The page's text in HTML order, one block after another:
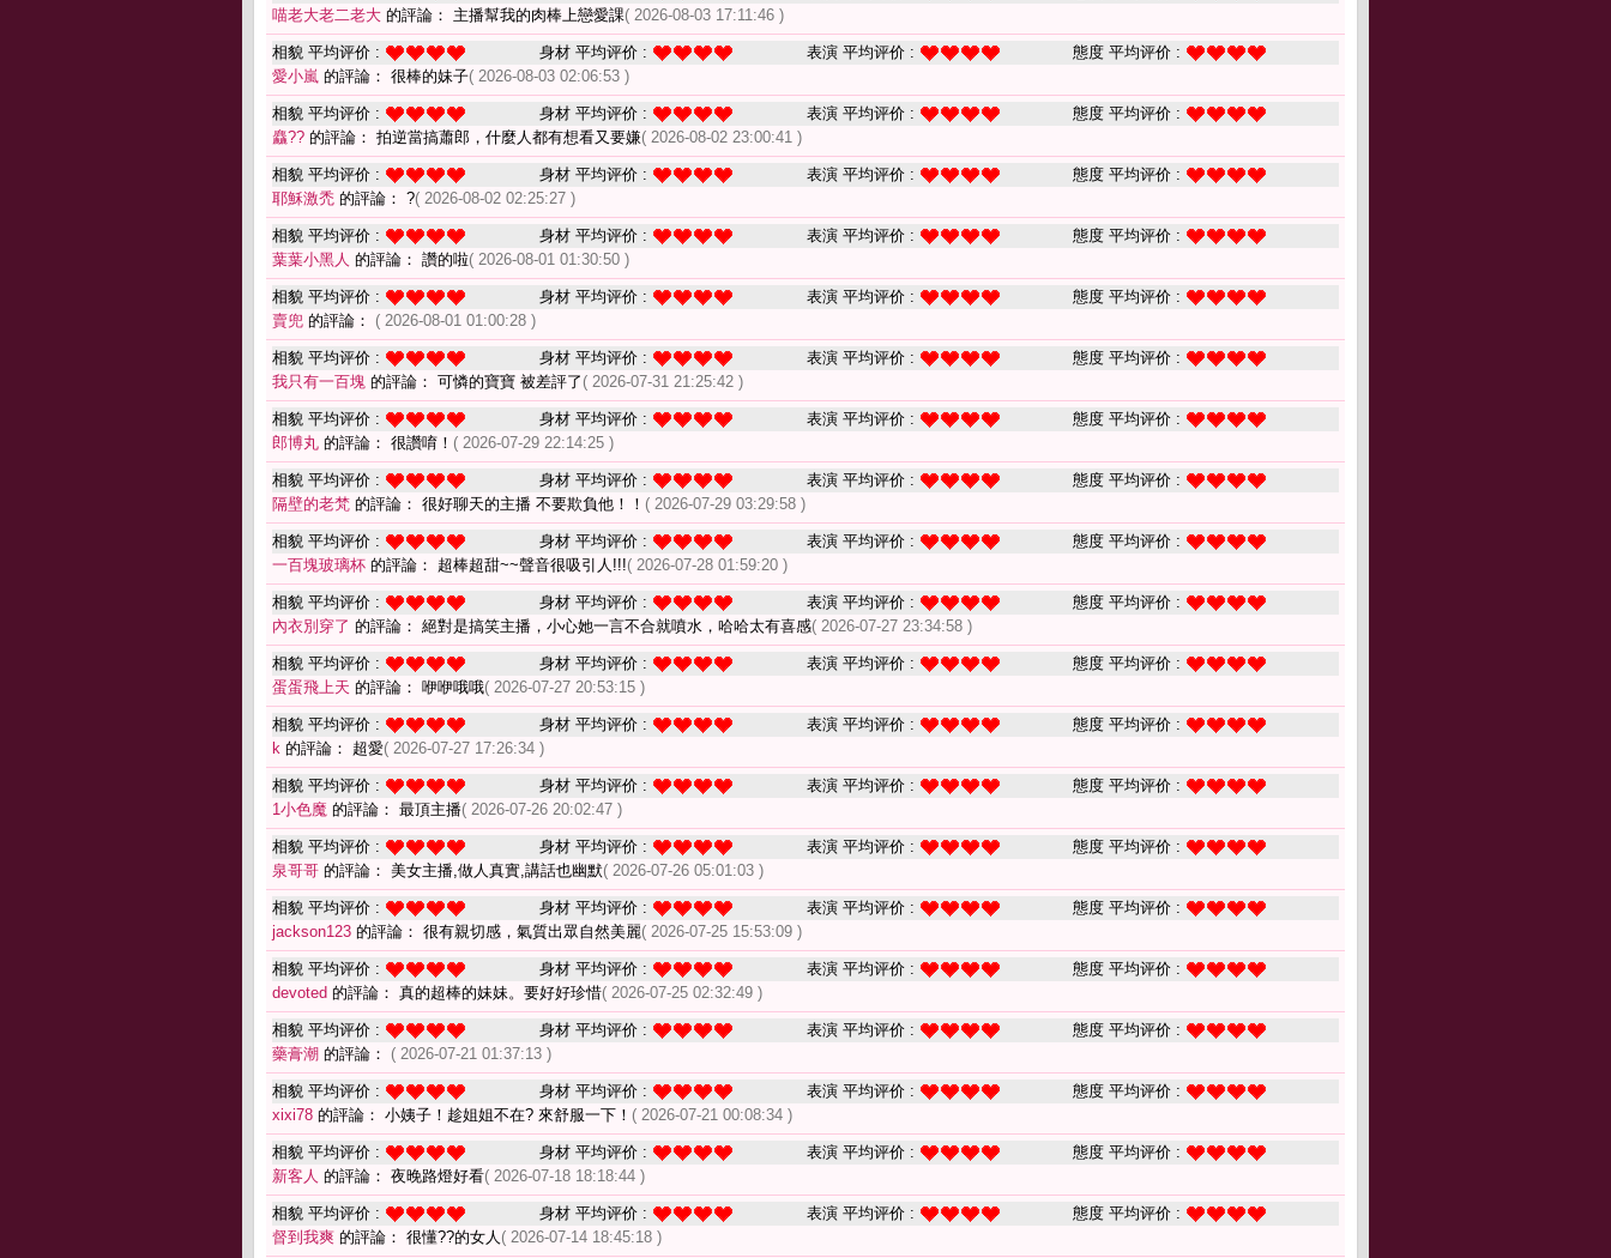
喵老大老二老大 的評論： 主播幫我的肉棒上戀愛課( 2026-08-03 17:11:46 )
相貌 平均评价 : 身材 平均评价 : 表演 平均评价 :
態度 平均评价 :
愛小嵐 的評論： 很棒的妹子( 2026-08-03 02:06:53 )
相貌 平均评价 : 身材 平均评价 : 表演 平均评价 :
態度 平均评价 :
麤?? 的評論： 拍逆當搞蕭郎，什麼人都有想看又要嫌( 2026-08-02 23:00:41 )
相貌 平均评价 : 身材 平均评价 : 表演 平均评价 :
態度 平均评价 :
耶穌激禿 的評論： ?( 2026-08-02 02:25:27 )
相貌 平均评价 : 身材 平均评价 : 表演 平均评价 :
態度 平均评价 :
葉葉小黑人 的評論： 讚的啦( 2026-08-01 01:30:50 )
相貌 平均评价 : 身材 平均评价 : 表演 平均评价 :
態度 平均评价 :
賣兜 的評論： ( 2026-08-01 01:00:28 )
相貌 平均评价 : 身材 平均评价 : 表演 平均评价 :
態度 平均评价 :
我只有一百塊 的評論： 可憐的寶寶 被差評了 ( 2026-07-31 21:25:42 )
相貌 平均评价 : 身材 平均评价 : 表演 平均评价 :
態度 平均评价 :
郎博丸 的評論： 很讚唷！ ( 2026-07-29 22:14:25 )
相貌 平均评价 : 身材 平均评价 : 表演 平均评价 :
態度 平均评价 :
隔壁的老梵 的評論： 很好聊天的主播 不要欺負他！！ ( 2026-07-29 03:29:58 )
相貌 平均评价 : 身材 平均评价 : 表演 平均评价 :
態度 平均评价 :
一百塊玻璃杯 的評論： 超棒超甜~~聲音很吸引人!!!( 2026-07-28 01:59:20 )
相貌 平均评价 : 身材 平均评价 : 表演 平均评价 :
態度 平均评价 :
內衣別穿了 的評論： 絕對是搞笑主播，小心她一言不合就噴水，哈哈太有喜感( 2026-07-27 23:34:58 )
相貌 平均评价 : 身材 平均评价 : 表演 平均评价 :
態度 平均评价 :
蛋蛋飛上天 的評論： 咿咿哦哦( 2026-07-27 20:53:15 )
相貌 平均评价 : 身材 平均评价 : 表演 平均评价 :
態度 平均评价 :
k 的評論： 超愛( 2026-07-27 17:26:34 )
相貌 平均评价 : 身材 平均评价 : 表演 平均评价 :
態度 平均评价 :
1小色魔 的評論： 最頂主播( 2026-07-26 20:02:47 )
相貌 平均评价 : 身材 平均评价 : 表演 平均评价 :
態度 平均评价 :
泉哥哥 的評論： 美女主播,做人真實,講話也幽默( 2026-07-26 05:01:03 )
相貌 平均评价 : 身材 平均评价 : 表演 平均评价 :
態度 平均评价 :
jackson123 的評論： 很有親切感，氣質出眾自然美麗( 2026-07-25 15:53:09 )
相貌 平均评价 : 身材 平均评价 : 表演 平均评价 :
態度 平均评价 :
devoted 的評論： 真的超棒的妹妹。要好好珍惜( 2026-07-25 02:32:49 )
相貌 平均评价 : 身材 平均评价 : 表演 平均评价 :
態度 平均评价 :
藥膏潮 的評論： ( 2026-07-21 01:37:13 )
相貌 平均评价 : 身材 平均评价 : 表演 平均评价 :
態度 平均评价 :
xixi78 的評論： 小姨子！趁姐姐不在? 來舒服一下！ ( 2026-07-21 00:08:34 )
相貌 平均评价 : 身材 平均评价 : 表演 平均评价 :
態度 平均评价 :
新客人 的評論： 夜晚路燈好看( 2026-07-18 18:18:44 )
相貌 平均评价 : 身材 平均评价 : 表演 平均评价 :
態度 平均评价 :
督到我爽 的評論： 很懂??的女人 ( 2026-07-14 18:45:18 )